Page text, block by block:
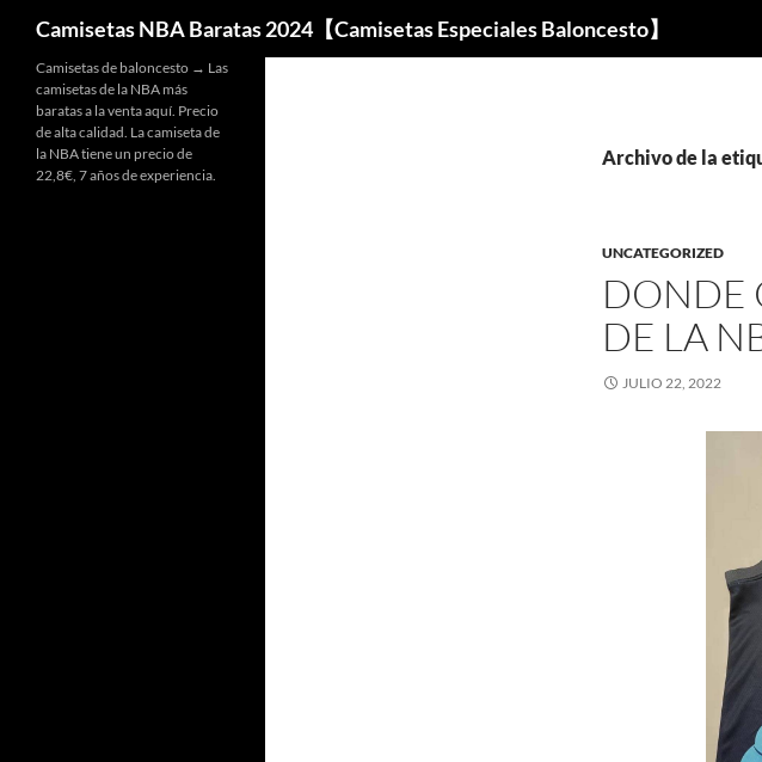
Camisetas NBA Baratas 2024【Camisetas Especiales Baloncesto】
Archivo de la
UNCATEGORIZED
DONDE
DE LA
JULIO 22, 2022
Camisetas de baloncesto → Las
camisetas de la NBA más
baratas a la venta aquí. Precio
de alta calidad. La camiseta de
la NBA tiene un precio de
22,8€, 7 años de experiencia.